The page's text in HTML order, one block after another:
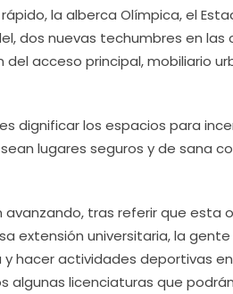
la alberca Olímpica, el
dos nuevas techumbres en las
acceso principal, mobiliario
dignificar los espacios para
lugares seguros y de sana
tras referir que esta
extensión universitaria, la gente
hacer actividades deportivas
licenciaturas que